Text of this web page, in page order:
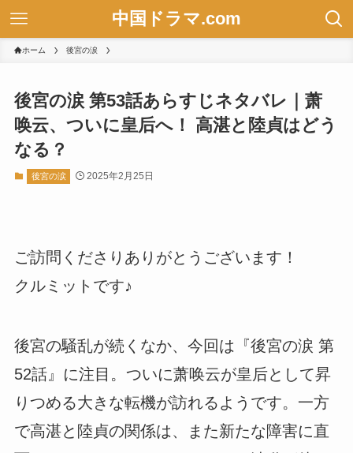
中国ドラマ.com
ホーム 後宮の涙
後宮の涙 第53話あらすじネタバレ｜萧
唤云、ついに皇后へ！ 高湛と陸貞はどう
なる？
後宮の涙 2025年2月25日
ご訪問くださりありがとうございます！
クルミットです♪
後宮の騒乱が続くなか、今回は『後宮の涙 第
52話』に注目。ついに萧唤云が皇后として昇
りつめる大きな転機が訪れるようです。一方
で高湛と陸貞の関係は、また新たな障害に直